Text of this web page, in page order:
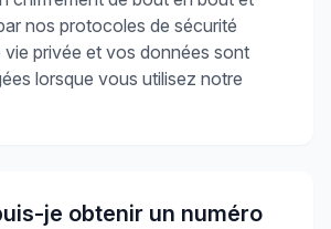
nos protocoles de sécurité
privée et vos données sont
lorsque vous utilisez notre
je obtenir un numéro